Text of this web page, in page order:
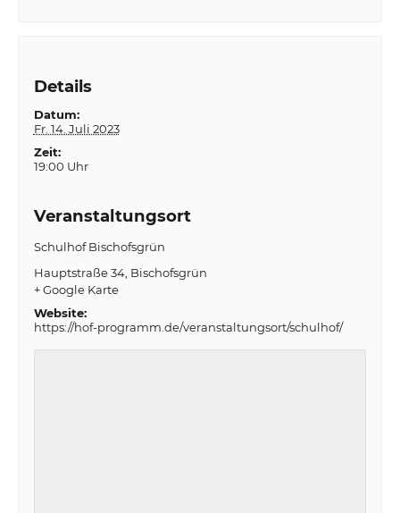
Details
Datum:
Fr. 14. Juli 2023
Zeit:
19:00 Uhr
Veranstaltungsort
Schulhof Bischofsgrün
Hauptstraße 34 Bischofsgrün
+ Google Karte
Website:
https://hof-programm.de/veranstaltungsort/schulhof/